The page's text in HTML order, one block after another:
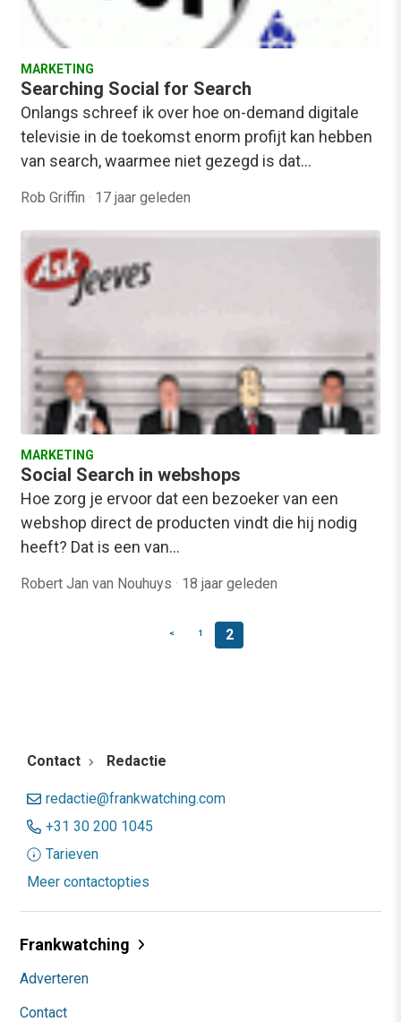
MARKETING
Searching Social for Search
Onlangs schreef ik over hoe on-demand digitale
televisie in de toekomst enorm profijt kan hebben
van search, waarmee niet gezegd is dat…
Rob Griffin · 17 jaar geleden
MARKETING
Social Search in webshops
Hoe zorg je ervoor dat een bezoeker van een
webshop direct de producten vindt die hij nodig
heeft? Dat is een van…
Robert Jan van Nouhuys · 18 jaar geleden
< 1 2
Contact Redactie
redactie@frankwatching.com
+31 30 200 1045
Tarieven
Meer contactopties
Frankwatching
Adverteren
Contact